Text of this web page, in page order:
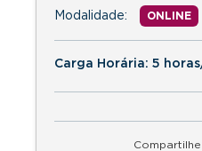
Modalidade: ONLINE
Carga Horária: 5